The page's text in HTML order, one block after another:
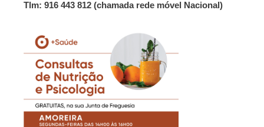
Tlm: 916 443 812 (chamada rede móvel Nacional)